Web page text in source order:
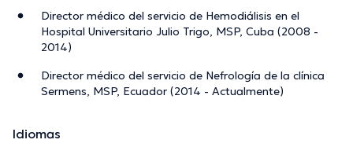
Director médico del servicio de Hemodiálisis en el
Hospital Universitario Julio Trigo, MSP, Cuba (2008 -
2014)
Director médico del servicio de Nefrología de la clínica
Sermens, MSP, Ecuador (2014 - Actualmente)
Idiomas